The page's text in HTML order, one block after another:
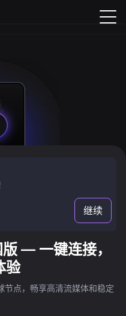
继续
— 一键连接，
验
点，畅享高清流媒体和稳定